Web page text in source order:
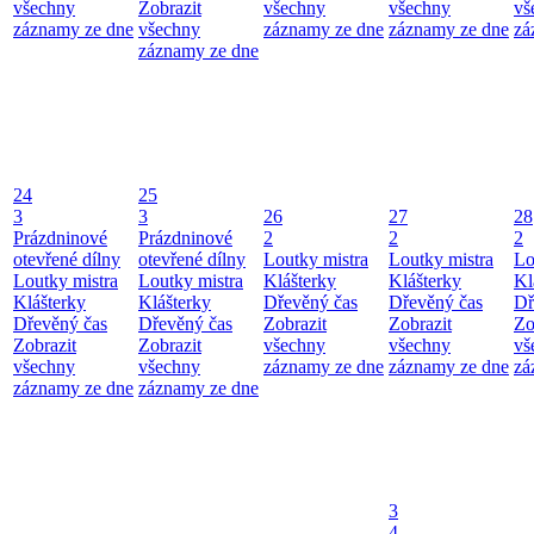
všechny
záznamy ze dne
Zobrazit
všechny
záznamy ze dne
všechny
záznamy ze dne
všechny
záznamy ze dne
24
3
Prázdninové
otevřené dílny
Loutky mistra
Klášterky
Dřevěný čas
Zobrazit
všechny
záznamy ze dne
25
3
Prázdninové
otevřené dílny
Loutky mistra
Klášterky
Dřevěný čas
Zobrazit
všechny
záznamy ze dne
26
2
Loutky mistra
Klášterky
Dřevěný čas
Zobrazit
všechny
záznamy ze dne
27
2
Loutky mistra
Klášterky
Dřevěný čas
Zobrazit
všechny
záznamy ze dne
28
2
3